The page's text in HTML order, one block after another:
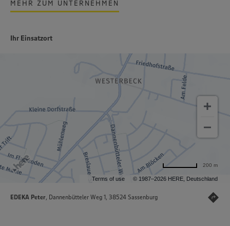
MEHR ZUM UNTERNEHMEN
Ihr Einsatzort
Terms of use © 1987–2026 HERE, Deutschland
200 m
EDEKA Peter, Dannenbütteler Weg 1, 38524 Sassenburg